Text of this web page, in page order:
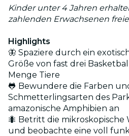
Kinder unter 4 Jahren
zahlenden Erwachsenen
Highlights
🦋 Spaziere durch ein
Größe von fast drei
Menge Tiere
🐸 Bewundere die Farben
Schmetterlingsarten des
amazonische Amphibien an
🐜 Betritt die mikroskopische
und beobachte eine voll